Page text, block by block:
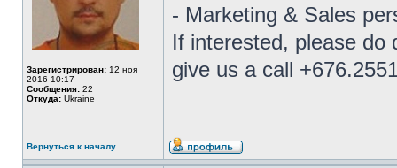
Зарегистрирован: 12 ноя
2016 10:17
Сообщения: 22
Откуда: Ukraine
- Marketing & Sales
If interested, please
give us a call
Вернуться к началу